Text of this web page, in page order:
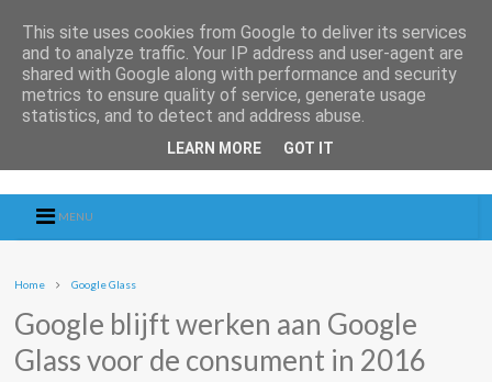
MENU
Home Google Glass
Google blijft werken aan Google
Glass voor de consument in 2016
This site uses cookies from Google to deliver its services
and to analyze traffic. Your IP address and user-agent are
shared with Google along with performance and security
metrics to ensure quality of service, generate usage
statistics, and to detect and address abuse.
LEARN MORE GOT IT